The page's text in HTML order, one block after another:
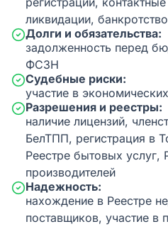
ликвидации, банкротство
Долги и обязательства:
задолженность перед
ФСЗН
Судебные риски:
участие в
Разрешения и реестры:
наличие лицензий,
БелТПП, регистрация в
Реестре бытовых услуг,
производителей
Надежность:
нахождение в Реестре
поставщиков, участие в